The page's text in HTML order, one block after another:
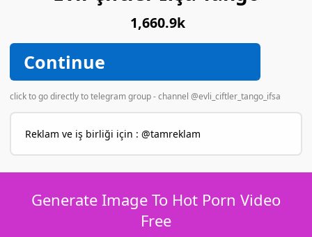
1,660.9k
Continue
click to go directly to telegram group - channel @evli_ciftler_tango_ifsa
Reklam ve iş birliği için : @tamreklam
Generate Image To Hot Porn Video
Free